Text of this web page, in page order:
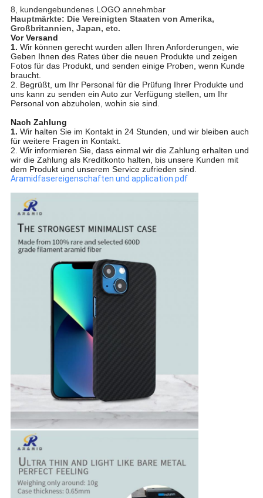
8, kundengebundenes LOGO annehmbar
Hauptmärkte: Die Vereinigten Staaten von Amerika,
Großbritannien, Japan, etc.
Vor Versand
1. Wir können gerecht wurden allen Ihren Anforderungen, wie
Geben Ihnen des Rates über die neuen Produkte und zeigen
Fotos für das Produkt, und senden einige Proben, wenn Kunde
braucht.
2. Begrüßt, um Ihr Personal für die Prüfung Ihrer Produkte und
uns kann zu senden ein Auto zur Verfügung stellen, um Ihr
Personal von abzuholen, wohin sie sind.
Nach Zahlung
1. Wir halten Sie im Kontakt in 24 Stunden, und wir bleiben auch
für weitere Fragen in Kontakt.
2. Wir informieren Sie, dass einmal wir die Zahlung erhalten und
wir die Zahlung als Kreditkonto halten, bis unsere Kunden mit
dem Produkt und unserem Service zufrieden sind.
Aramidfasereigenschaften und application.pdf